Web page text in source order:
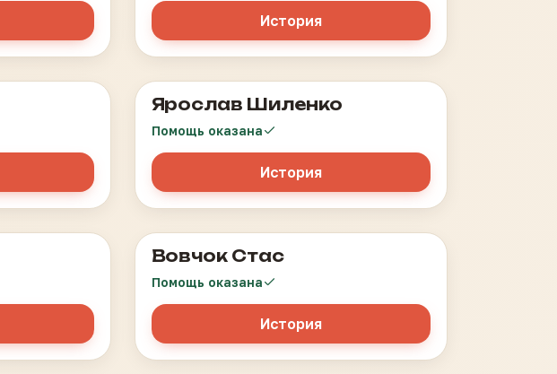
История
Спинномозговая грыжа в грудо-поясничном
Менингомиелорадикулоцеле, внутренняя
окклюзионнная гидроцефалия
Ярослав Шиленко
Помощь оказана
История
опухоль головного мозга
Вовчок Стас
Помощь оказана
История